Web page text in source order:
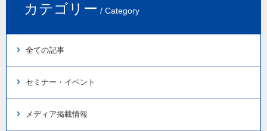
カテゴリー / Category
全ての記事
セミナー・イベント
メディア掲載情報